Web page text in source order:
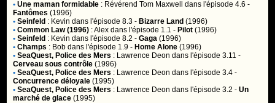
• Une maman formidable : Révérend Tom Maxwell
dans l'épisode 4.6 -
Fantômes (1996)
• Seinfeld : Kevin dans l'épisode 8.3 - Bizarre Land (1996)
• Common Law (1996) :Alex dans l'épisode 1.1 - Pilot (1996)
• Seinfeld : Kevin dans l'épisode 8.2 -Gaga (1996)
• Champs : Bob dans l'épisode 1.9 - Home Alone (1996)
• SeaQuest, Police des Mers : Lawrence Deon dans l'épisode 3.11 -
Cerveau sous contrôle (1996)
• SeaQuest, Police des Mers : Lawrence Deon dans l'épisode 3.4 -
Concurrence déloyale (1995)
• SeaQuest, Police des Mers : Lawrence Deon dans l'épisode 3.2 -Un
marché de glace (1995)